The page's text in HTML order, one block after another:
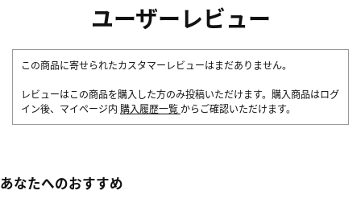
ユーザーレビュー
この商品に寄せられたカスタマーレビューはまだありません。
レビューはこの商品を購入した方のみ投稿いただけます。購入商品はログ
イン後、マイページ内 購入履歴一覧 からご確認いただけます。
あなたへのおすすめ